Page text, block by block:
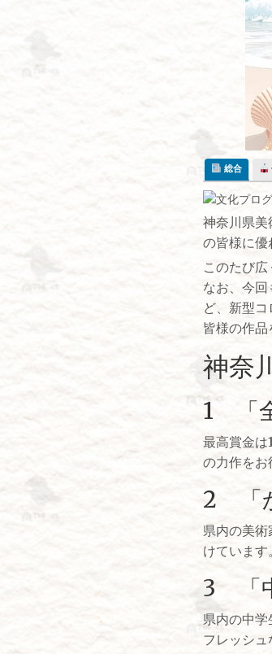
総合
神奈川県
の皆様に優
このたび広
なお、今
ど、新型
皆様の作品
神奈
1 「
最高賞金は
の力作をお
2 「
県内の美
けています
3 「
県内の中
フレッシュ